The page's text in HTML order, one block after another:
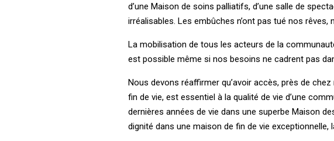
d’une ­Maison de soins palliatifs, d’une salle de
irréalisables. Les embûches n’ont pas tué nos rêves,
La mobilisation de tous les acteurs de la
est possible même si nos besoins ne cadrent pas
Nous devons réaffirmer qu’avoir accès, près de
fin de vie, est essentiel à la qualité de vie d’une
dernières années de vie dans une superbe ­Maison
dignité dans une maison de fin de vie exceptionnelle,